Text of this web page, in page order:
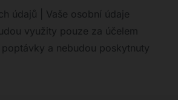
údajů | Vaše osobní údaje
využity pouze za účelem
a nebudou poskytnuty